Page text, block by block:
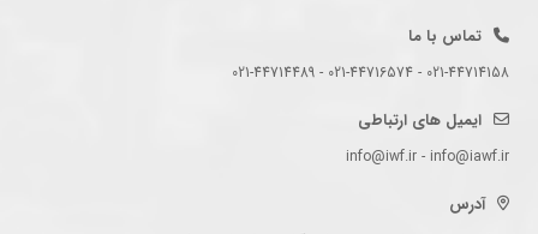
تماس با ما
021-44714158 - 021-44716574 - 021-44714489
ایمیل های ارتباطی
info@iwf.ir - info@iawf.ir
آدرس